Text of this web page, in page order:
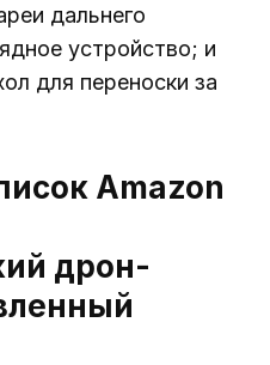
дальнего
устройство; и
для переноски за
Amazon
дрон-